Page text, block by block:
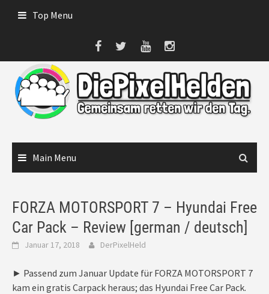
Top Menu
Main Menu
FORZA MOTORSPORT 7 – Hyundai Free
Car Pack – Review [german / deutsch]
Januar 17, 2018 DerPixelHeld
► Passend zum Januar Update für FORZA MOTORSPORT 7
kam ein gratis Carpack heraus; das Hyundai Free Car Pack.